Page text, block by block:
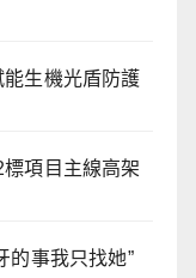
生機光盾防護
項目主線高架
的事我只找她”